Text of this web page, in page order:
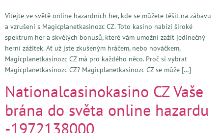
Vítejte ve světě online hazardních her, kde se můžete těšit na zábavu
a vzrušení s Magicplanetkasinozc CZ. Toto kasino nabízí široké
spektrum her a skvělých bonusů, které vám umožní zažít jedinečný
herní zážitek. Ať už jste zkušeným hráčem, nebo nováčkem,
Magicplanetkasinozc CZ má pro každého něco. Proč si vybrat
Magicplanetkasinozc CZ? Magicplanetkasinozc CZ se může […]
Nationalcasinokasino CZ Vaše
brána do světa online hazardu
-1972138000